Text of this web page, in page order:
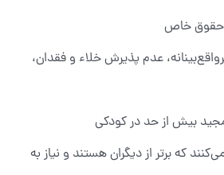
حقوق خاص
عدم پذیرش خلاء و فقدان،
بیش از حد در کودکی
که برتر از دیگران هستند و نیاز به